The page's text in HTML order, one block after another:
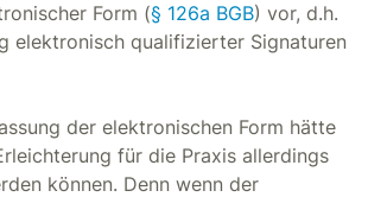
Form (§ 126a BGB) vor, d.h.
elektronisch qualifizierter Signaturen
der elektronischen Form hätte
für die Praxis allerdings
können. Denn wenn der